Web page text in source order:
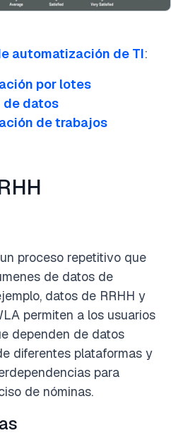
automatización de TI:
por lotes
de datos
de trabajos
proceso repetitivo que
de datos de
datos de RRHH y
permiten a los usuarios
dependen de datos
diferentes plataformas y
para
de nóminas.